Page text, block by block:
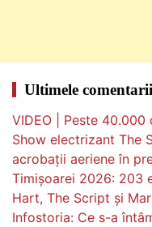
Ultimele comentarii
VIDEO | Peste 40.000
Show electrizant The
acrobații aeriene în
Timișoarei 2026: 203
Hart, The Script și
Infostoria: Ce s-a